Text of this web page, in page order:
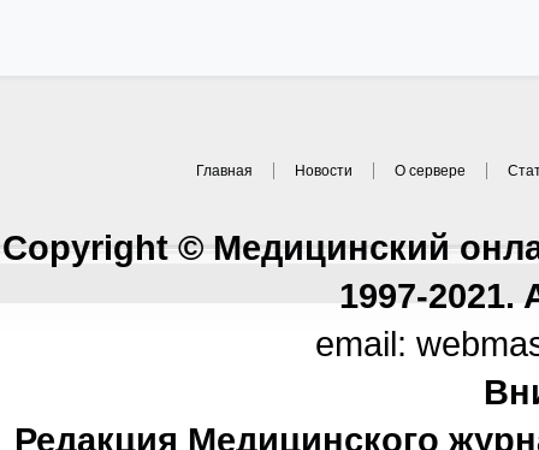
Главная Новости О сервере
Copyright © Медицинский
1997-2021.
email:
Редакция Медицинского